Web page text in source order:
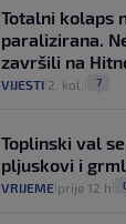
Totalni kolaps
paralizirana.
završili na
VIJESTI 2. kol. 7
Toplinski val
pljuskovi i
VRIJEME prije 12 h